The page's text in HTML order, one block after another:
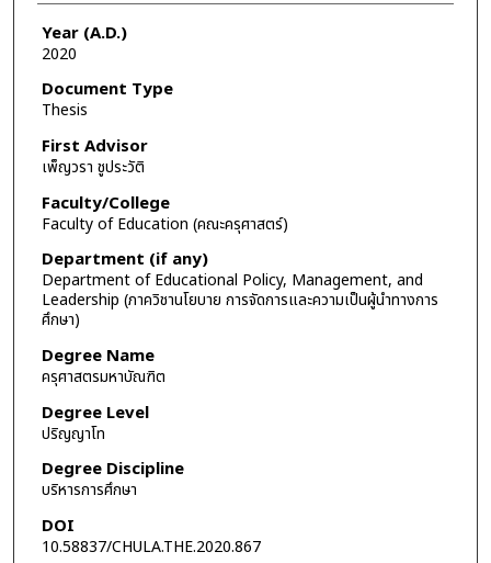
Year (A.D.)
2020
Document Type
Thesis
First Advisor
เพ็ญวรา ชูประวัติ
Faculty/College
Faculty of Education (คณะครุศาสตร์)
Department (if any)
Department of Educational Policy, Management, and
Leadership (ภาควิชานโยบาย การจัดการและความเป็นผู้นำทางการ
ศึกษา)
Degree Name
ครุศาสตรมหาบัณฑิต
Degree Level
ปริญญาโท
Degree Discipline
บริหารการศึกษา
DOI
10.58837/CHULA.THE.2020.867